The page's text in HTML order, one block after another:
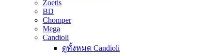
Zoetis
BD
Chomper
Mega
Candioli
ดูทั้งหมด Candioli